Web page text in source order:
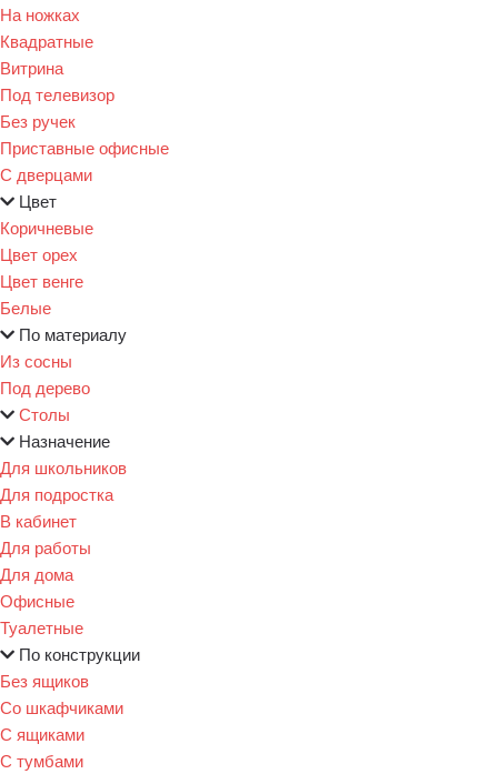
На ножках
Квадратные
Витрина
Под телевизор
Без ручек
Приставные офисные
С дверцами
Цвет
Коричневые
Цвет орех
Цвет венге
Белые
По материалу
Из сосны
Под дерево
Столы
Назначение
Для школьников
Для подростка
В кабинет
Для работы
Для дома
Офисные
Туалетные
По конструкции
Без ящиков
Со шкафчиками
С ящиками
С тумбами